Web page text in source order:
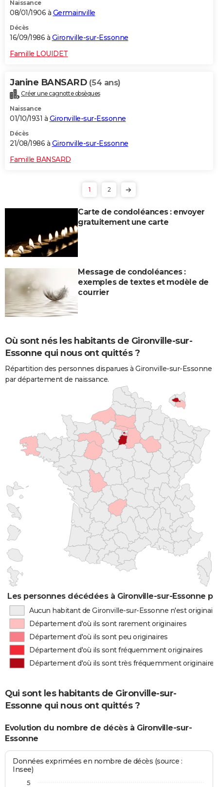
Naissance
08/01/1906 à Germainville
Décès
16/09/1986 à Gironville-sur-Essonne
Famille LOUIDET
Janine BANSARD (54 ans)
Créer une cagnotte obsèques
Naissance
01/10/1931 à Gironville-sur-Essonne
Décès
21/08/1986 à Gironville-sur-Essonne
Famille BANSARD
1 2
Carte de condoléances : envoyer
gratuitement une carte
Message de condoléances :
exemples de textes et modèle de
courrier
Où sont nés les habitants de Gironville-sur-
Essonne qui nous ont quittés ?
Répartition des personnes disparues à Gironville-sur-Essonne
par département de naissance.
Les personnes décédées à Gironville-sur-Essonne
Aucun habitant de Gironville-sur-Essonne n'est
Département d'où ils sont rarement originaires
Département d'où ils sont peu originaires
Département d'où ils sont fréquemment originaires
Département d'où ils sont très fréquemment originaires
Qui sont les habitants de Gironville-sur-
Essonne qui nous ont quittés ?
Evolution du nombre de décès à Gironville-sur-
Essonne
Données exprimées en nombre de décès (source :
Insee)
5